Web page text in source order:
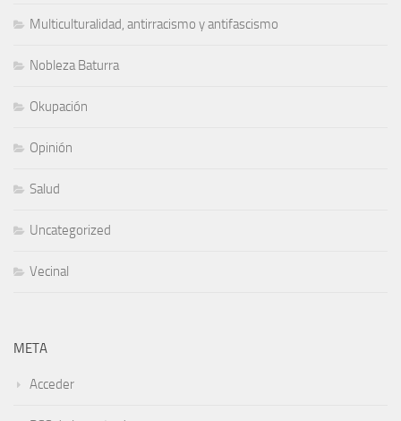
Multiculturalidad, antirracismo y antifascismo
Nobleza Baturra
Okupación
Opinión
Salud
Uncategorized
Vecinal
META
Acceder